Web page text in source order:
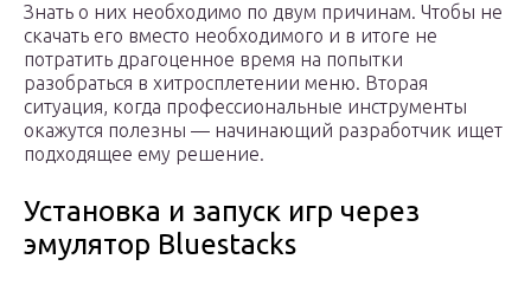
Знать о них необходимо по двум причинам. Чтобы не
скачать его вместо необходимого и в итоге не
потратить драгоценное время на попытки
разобраться в хитросплетении меню. Вторая
ситуация, когда профессиональные инструменты
окажутся полезны — начинающий разработчик ищет
подходящее ему решение.
Установка и запуск игр через
эмулятор Bluestacks